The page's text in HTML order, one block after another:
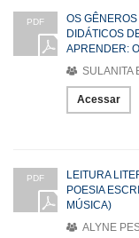
PDF
OS
DIDÁTICOS
APRENDER:
SULANITA
Acessar
PDF
LEITURA
POESIA
MÚSICA)
ALYNE